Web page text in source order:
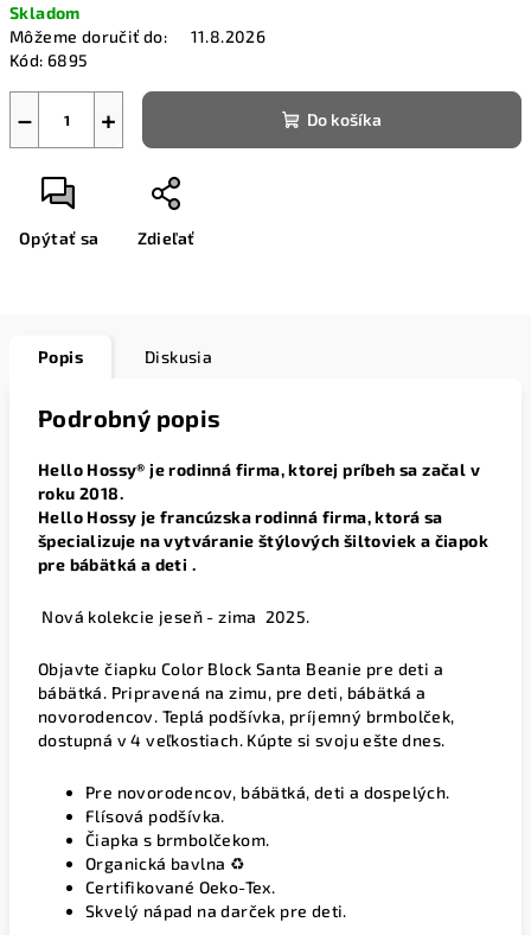
Skladom
Môžeme doručiť do:
11.8.2026
Kód: 6895
+
− Do košíka
Opýtať sa Zdieľať
Popis Diskusia
Podrobný popis
Hello Hossy® je rodinná firma, ktorej príbeh sa začal v
roku 2018.
Hello Hossy je francúzska rodinná firma, ktorá sa
špecializuje na vytváranie štýlových šiltoviek a čiapok
pre bábätká a deti .
Nová kolekcie jeseň - zima 2025.
Objavte čiapku Color Block Santa Beanie pre deti a
bábätká. Pripravená na zimu, pre deti, bábätká a
novorodencov. Teplá podšívka, príjemný brmbolček,
dostupná v 4 veľkostiach. Kúpte si svoju ešte dnes.
Pre novorodencov, bábätká, deti a dospelých.
Flísová podšívka.
Čiapka s brmbolčekom.
Organická bavlna ♻️
Certifikované Oeko-Tex.
Skvelý nápad na darček pre deti.